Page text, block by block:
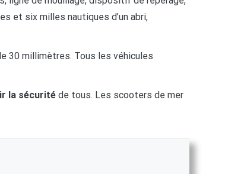
et six milles nautiques d’un abri,
30 millimètres. Tous les véhicules
la sécurité de tous. Les scooters de mer